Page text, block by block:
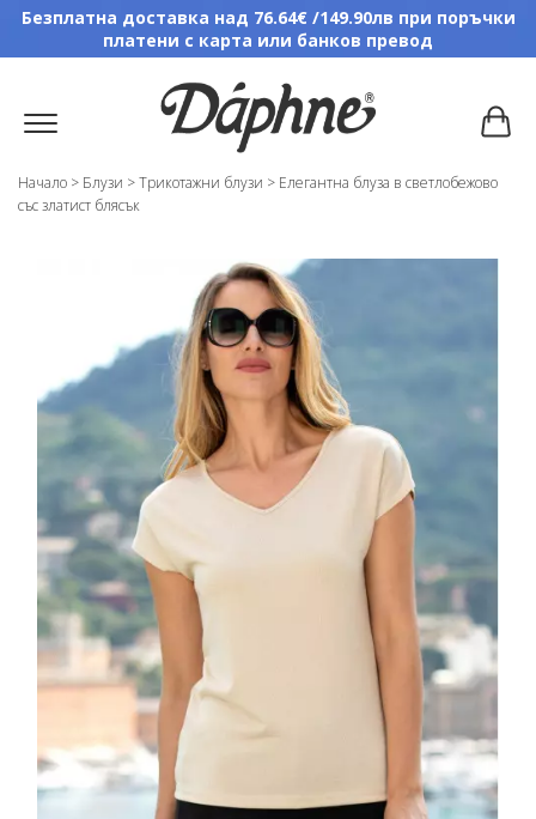
Безплатна доставка над 76.64€ /149.90лв при поръчки
платени с карта или банков превод
Начало > Блузи >Трикотажни блузи > Елегантна блуза в светлобежово
със златист блясък